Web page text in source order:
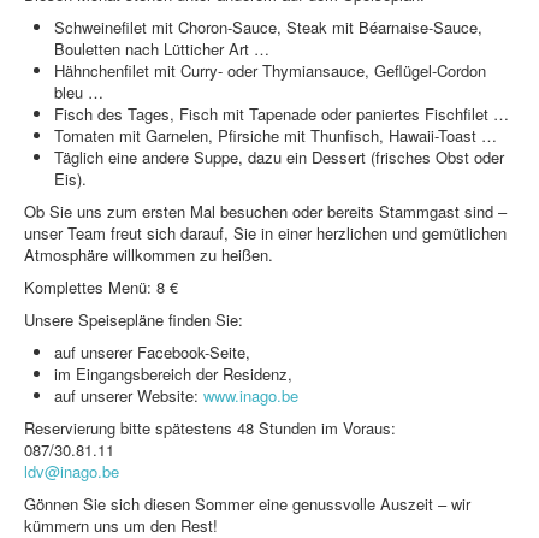
Willkommen bei INAGO
Schweinefilet mit Choron-Sauce, Steak mit Béarnaise-Sauce,
Bouletten nach Lütticher Art …
Hähnchenfilet mit Curry- oder Thymiansauce, Geflügel-Cordon
bleu …
Fisch des Tages, Fisch mit Tapenade oder paniertes Fischfilet …
Tomaten mit Garnelen, Pfirsiche mit Thunfisch, Hawaii-Toast …
Täglich eine andere Suppe, dazu ein Dessert (frisches Obst oder
Eis).
Ob Sie uns zum ersten Mal besuchen oder bereits Stammgast sind –
unser Team freut sich darauf, Sie in einer herzlichen und gemütlichen
Atmosphäre willkommen zu heißen.
Komplettes Menü: 8 €
Unsere Speisepläne finden Sie:
auf unserer Facebook-Seite,
im Eingangsbereich der Residenz,
auf unserer Website: www.inago.be
Reservierung bitte spätestens 48 Stunden im Voraus:
087/30.81.11
ldv@inago.be
Gönnen Sie sich diesen Sommer eine genussvolle Auszeit – wir
kümmern uns um den Rest!